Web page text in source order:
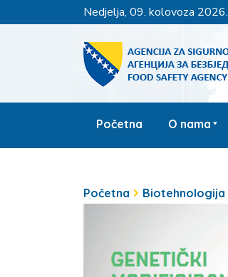
nedjelja, 09. kolovoza 2026.
Početna O nama
Početna Biotehnologija